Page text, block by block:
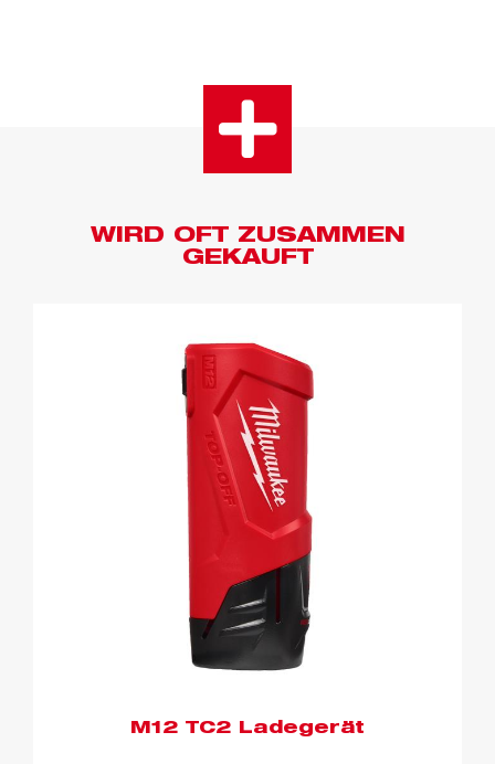
WIRD OFT ZUSAMMEN
GEKAUFT
M12 TC2 Ladegerät